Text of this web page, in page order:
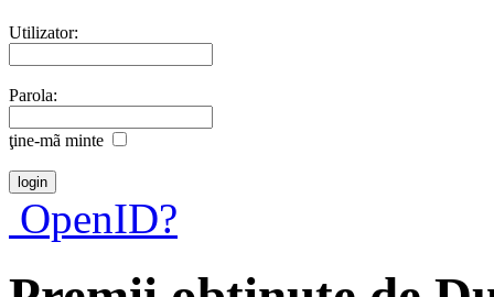
Utilizator:
Parola:
ţine-mã minte
OpenID?